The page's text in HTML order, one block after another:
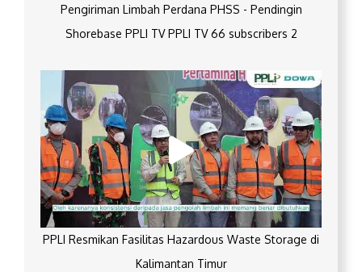
Pengiriman Limbah Perdana PHSS - Pendingin
Shorebase PPLI TV PPLI TV 66 subscribers 2
PPLI Resmikan Fasilitas Hazardous Waste Storage di
Kalimantan Timur